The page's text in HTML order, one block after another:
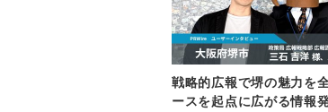
戦略的広報で堺の魅力を
ースを起点に広がる情報